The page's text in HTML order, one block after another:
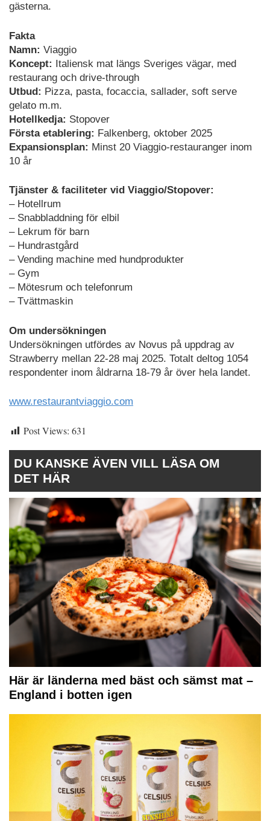
gästerna.
Fakta
Namn: Viaggio
Koncept: Italiensk mat längs Sveriges vägar, med
restaurang och drive-through
Utbud: Pizza, pasta, focaccia, sallader, soft serve
gelato m.m.
Hotellkedja: Stopover
Första etablering: Falkenberg, oktober 2025
Expansionsplan: Minst 20 Viaggio-restauranger inom
10 år
Tjänster & faciliteter vid Viaggio/Stopover:
– Hotellrum
– Snabbladdning för elbil
– Lekrum för barn
– Hundrastgård
– Vending machine med hundprodukter
– Gym
– Mötesrum och telefonrum
– Tvättmaskin
Om undersökningen
Undersökningen utfördes av Novus på uppdrag av
Strawberry mellan 22-28 maj 2025. Totalt deltog 1054
respondenter inom åldrarna 18-79 år över hela landet.
www.restaurantviaggio.com
Post Views: 631
DU KANSKE ÄVEN VILL LÄSA OM
DET HÄR
Här är länderna med bäst och sämst mat –
England i botten igen